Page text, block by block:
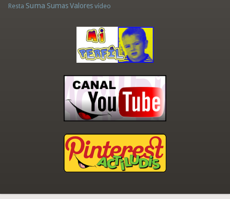
Resta Suma Sumas Valores vídeo